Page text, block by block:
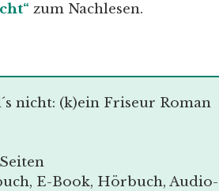
zum Nachlesen.
nicht: (k)ein Friseur Roman
E-Book, Hörbuch, Audio-